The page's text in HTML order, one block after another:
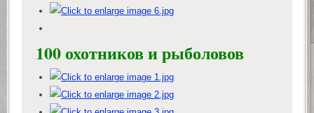
100 охотников и рыболовов